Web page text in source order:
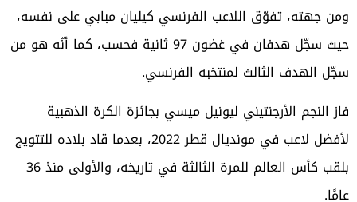
ومن جهته، تفوّق اللاعب الفرنسي كيليان مبابي على نفسه،
حيث سجّل هدفان في غضون 97 ثانية فحسب، كما أنّه هو من
سجّل الهدف الثالث لمنتخبه الفرنسي.
فاز النجم الأرجنتيني ليونيل ميسي بجائزة الكرة الذهبية
لأفضل لاعب في مونديال قطر 2022، بعدما قاد بلاده للتتويج
بلقب كأس العالم للمرة الثالثة في تاريخه، والأولى منذ 36
عامًا.